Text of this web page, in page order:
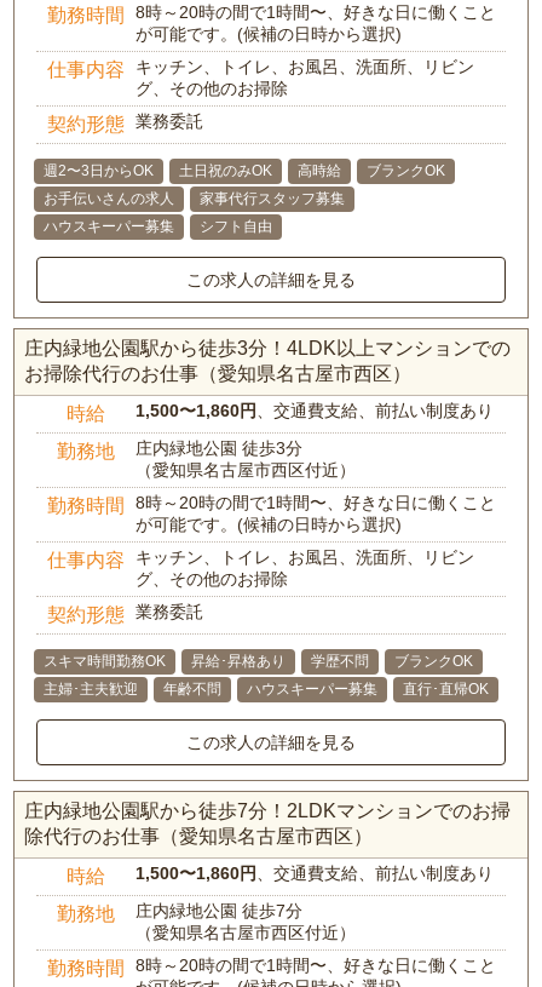
勤務時間
8時～20時の間で1時間〜、好きな日に働くこと
が可能です。(候補の日時から選択)
仕事内容
キッチン、トイレ、お風呂、洗面所、リビン
グ、その他のお掃除
契約形態 業務委託
週2〜3日からOK 土日祝のみOK 高時給
ブランクOK
お手伝いさんの求人
家事代行スタッフ募集
ハウスキーパー募集
シフト自由
この求人の詳細を見る
庄内緑地公園駅から徒歩3分！4LDK以上マンションでの
お掃除代行のお仕事（愛知県名古屋市西区）
時給 1,500〜1,860円、交通費支給、前払い制度あり
勤務地
庄内緑地公園 徒歩3分
（愛知県名古屋市西区付近）
勤務時間
8時～20時の間で1時間〜、好きな日に働くこと
が可能です。(候補の日時から選択)
仕事内容
キッチン、トイレ、お風呂、洗面所、リビン
グ、その他のお掃除
契約形態 業務委託
スキマ時間勤務OK 昇給･昇格あり 学歴不問
ブランクOK
主婦･主夫歓迎
年齢不問 ハウスキーパー募集 直行･直帰OK
この求人の詳細を見る
庄内緑地公園駅から徒歩7分！2LDKマンションでのお掃
除代行のお仕事（愛知県名古屋市西区）
時給 1,500〜1,860円、交通費支給、前払い制度あり
勤務地
庄内緑地公園 徒歩7分
（愛知県名古屋市西区付近）
勤務時間
8時～20時の間で1時間〜、好きな日に働くこと